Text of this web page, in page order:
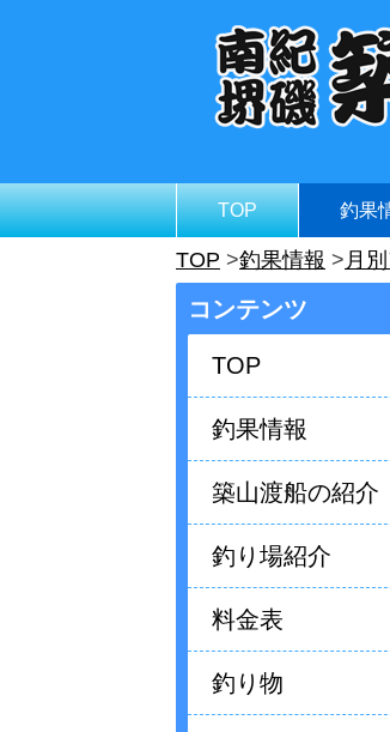
TOP 釣果
TOP 釣果情報 月
コンテンツ
TOP
釣果情報
築山渡船の紹介
釣り場紹介
料金表
釣り物